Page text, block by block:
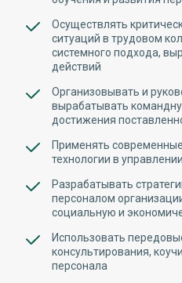
Осуществлять
ситуаций в трудовом
системного подхода,
действий
Организовывать и
вырабатывать
достижения
Применять
технологии в
Разрабатывать
персоналом
социальную и
Использовать
консультирования,
персонала